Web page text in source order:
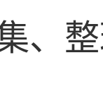
、